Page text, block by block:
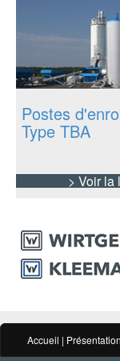
Postes
Type TBA
> Voir la
Accueil | Présentation